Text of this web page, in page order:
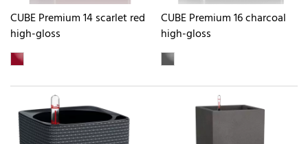
CUBE Premium 14 scarlet red
high-gloss
CUBE Premium 16 charcoal
high-gloss